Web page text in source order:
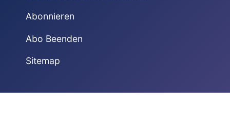
Abonnieren
Abo Beenden
Sitemap